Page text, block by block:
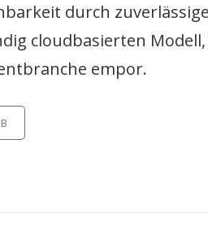
durch
cloudbasierten
empor.